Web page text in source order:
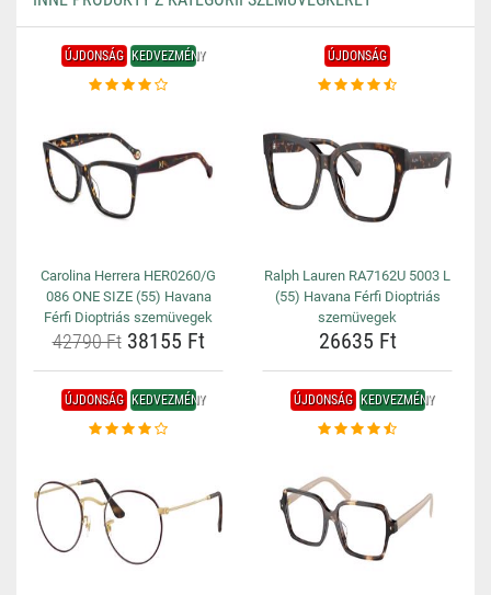
ÚJDONSÁG KEDVEZMÉNY
Carolina Herrera HER0260/G
086 ONE SIZE (55) Havana
Férfi Dioptriás szemüvegek
42790 Ft38155 Ft
ÚJDONSÁG
Ralph Lauren RA7162U 5003 L
(55) Havana Férfi Dioptriás
szemüvegek
26635 Ft
ÚJDONSÁG KEDVEZMÉNY ÚJDONSÁG KEDVEZMÉNY